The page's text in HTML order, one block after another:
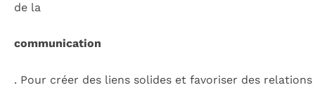
de la
communication
. Pour créer des liens solides et favoriser des